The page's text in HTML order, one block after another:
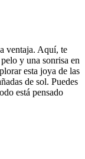
ventaja. Aquí, te
y una sonrisa en
esta joya de las
de sol. Puedes
está pensado